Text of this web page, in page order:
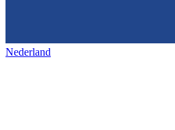
Nederland